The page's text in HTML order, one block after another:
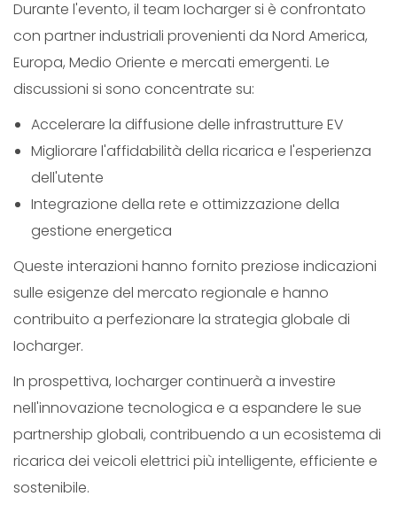
Durante l'evento, il team Iocharger si è confrontato
con partner industriali provenienti da Nord America,
Europa, Medio Oriente e mercati emergenti. Le
discussioni si sono concentrate su:
Accelerare la diffusione delle infrastrutture EV
Migliorare l'affidabilità della ricarica e l'esperienza
dell'utente
Integrazione della rete e ottimizzazione della
gestione energetica
Queste interazioni hanno fornito preziose indicazioni
sulle esigenze del mercato regionale e hanno
contribuito a perfezionare la strategia globale di
Iocharger.
In prospettiva, Iocharger continuerà a investire
nell'innovazione tecnologica e a espandere le sue
partnership globali, contribuendo a un ecosistema di
ricarica dei veicoli elettrici più intelligente, efficiente e
sostenibile.